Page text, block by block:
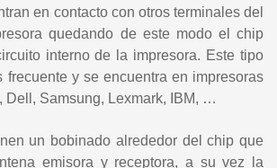
en contacto con otros terminales del
quedando de este modo el chip
interno de la impresora. Este tipo
frecuente y se encuentra en impresoras
Dell, Samsung, Lexmark, IBM, …
un bobinado alrededor del chip que
emisora y receptora, a su vez la